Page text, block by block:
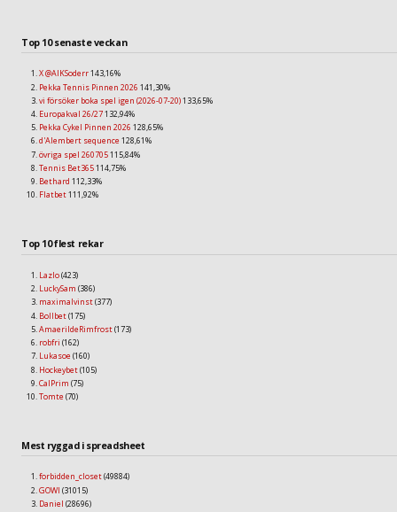
Top 10 senaste veckan
X @AIKSoderr143,16%
Pekka Tennis Pinnen 2026 141,30%
vi försöker boka spel igen (2026-07-20)133,65%
Europakval 26/27132,94%
Pekka Cykel Pinnen 2026 128,65%
d'Alembert sequence128,61%
övriga spel 260705115,84%
Tennis Bet365114,75%
Bethard 112,33%
Flatbet111,92%
Top 10 flest rekar
Lazlo(423)
LuckySam (386)
maximalvinst(377)
Bollbet(175)
AmaerildeRimfrost(173)
robfri (162)
Lukasoe (160)
Hockeybet(105)
CalPrim (75)
Tomte (70)
Mest ryggad i spreadsheet
forbidden_closet(49884)
GOWI (31015)
Daniel (28696)